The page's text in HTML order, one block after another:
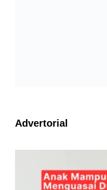
Advertorial